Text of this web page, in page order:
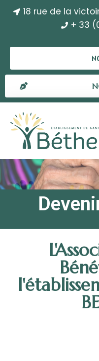
18 rue de la
+ 33